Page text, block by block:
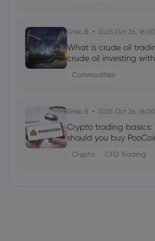
Ghko B 2025 Oct 26, 16:00
What is crude oil
crude oil investing
Commodities
Ghko B 2025 Oct 26, 16:00
Crypto trading basics:
should you buy
Crypto CFD Trading